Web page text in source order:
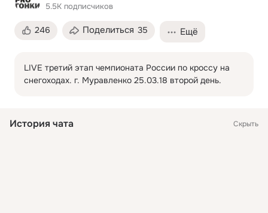
5.5K подписчиков
246 Поделиться 35 Ещё
LIVE третий этап чемпионата России по кроссу на
снегоходах. г. Муравленко 25.03.18 второй день.
Скрыть
История чата